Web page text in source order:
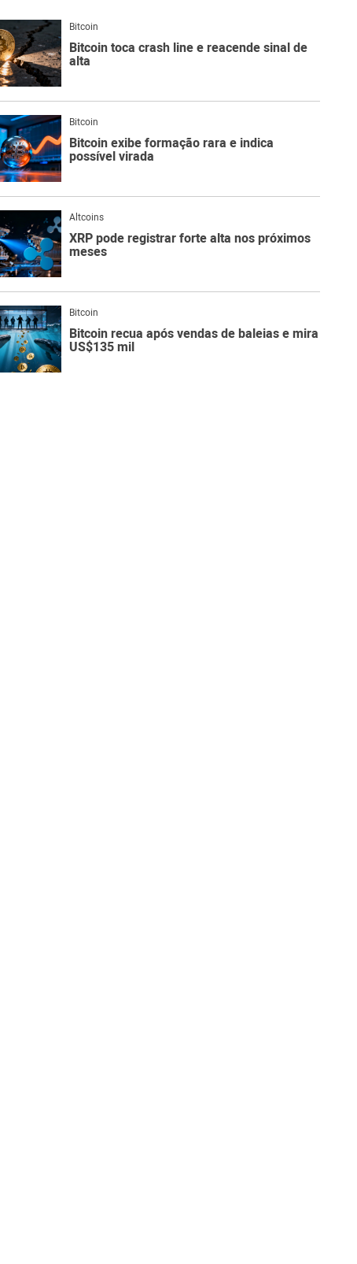
Bitcoin
Bitcoin toca crash line e reacende sinal de
alta
Bitcoin
Bitcoin exibe formação rara e indica
possível virada
Altcoins
XRP pode registrar forte alta nos próximos
meses
Bitcoin
Bitcoin recua após vendas de baleias e mira
US$135 mil